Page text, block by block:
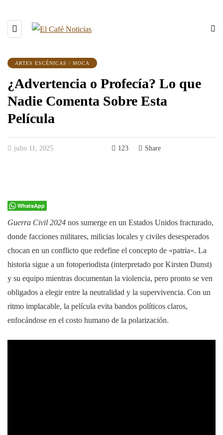
ARTES ESCÉNICAS / MOCA
¿Advertencia o Profecía? Lo que
Nadie Comenta Sobre Esta
Película
julio 11, 2025 123 Share
WhatsApp
Guerra Civil 2024 nos sumerge en un Estados Unidos fracturado,
donde facciones militares, milicias locales y civiles desesperados
chocan en un conflicto que redefine el concepto de «patria». La
historia sigue a un fotoperiodista (interpretado por Kirsten Dunst)
y su equipo mientras documentan la violencia, pero pronto se ven
obligados a elegir entre la neutralidad y la supervivencia. Con un
ritmo implacable, la película evita bandos políticos claros,
enfocándose en el costo humano de la polarización.